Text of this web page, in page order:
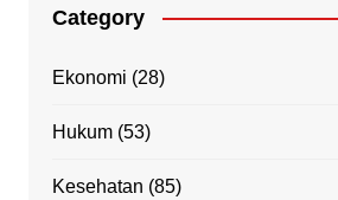
Category
Ekonomi (28)
Hukum(53)
Kesehatan (85)